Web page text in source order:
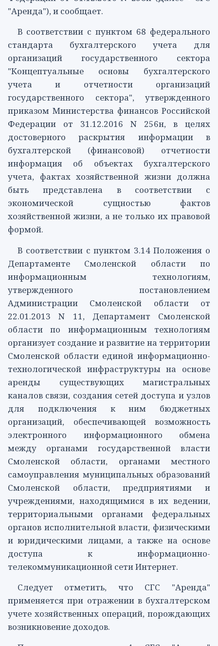
"Аренда"), и сообщает.
В соответствии спунктом 68 федерального
стандарта бухгалтерского учета для
организаций государственного сектора
"Концептуальные основы бухгалтерского
учета и отчетности организаций
государственного сектора", утвержденного
приказом Министерства финансов Российской
Федерации от 31.12.2016 N 256н, в целях
достоверного раскрытия информации в
бухгалтерской (финансовой) отчетности
информация об объектах бухгалтерского
учета, фактах хозяйственной жизни должна
быть представлена в соответствии с
экономической сущностью фактов
хозяйственной жизни, а не только их правовой
формой.
В соответствии спунктом 3.14Положения о
Департаменте Смоленской области по
информационным технологиям,
утвержденного постановлением
Администрации Смоленской области от
22.01.2013 N 11, Департамент Смоленской
области по информационным технологиям
организует создание и развитие на территории
Смоленской области единой информационно-
технологической инфраструктуры на основе
аренды существующих магистральных
каналов связи, создания сетей доступа и узлов
для подключения к ним бюджетных
организаций, обеспечивающей возможность
электронного информационного обмена
между органами государственной власти
Смоленской области, органами местного
самоуправления муниципальных образований
Смоленской области, предприятиями и
учреждениями, находящимися в их ведении,
территориальными органами федеральных
органов исполнительной власти, физическими
и юридическими лицами, а также на основе
доступа к информационно-
телекоммуникационной сети Интернет.
Следует отметить, что СГС "Аренда"
применяется при отражении в бухгалтерском
учете хозяйственных операций, порождающих
возникновение доходов.